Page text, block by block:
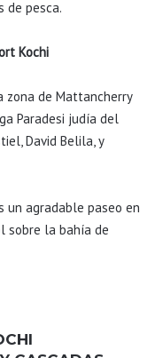
de pesca.
Kochi
zona de Mattancherry
Paradesi judía del
David Belila, y
un agradable paseo en
sobre la bahía de